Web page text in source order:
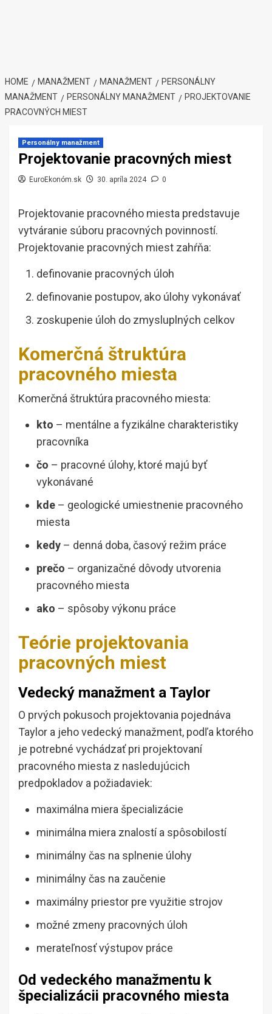
HOME MANAŽMENT MANAŽMENT
PERSONÁLNY
MANAŽMENT
PERSONÁLNY MANAŽMENT
PROJEKTOVANIE
PRACOVNÝCH MIEST
Personálny manažment
Projektovanie pracovných miest
EuroEkonóm.sk 30. apríla 2024 0
Projektovanie pracovného miesta predstavuje
vytváranie súboru pracovných povinností.
Projektovanie pracovných miest zahŕňa:
definovanie pracovných úloh
definovanie postupov, ako úlohy vykonávať
zoskupenie úloh do zmysluplných celkov
Komerčná štruktúra
pracovného miesta
Komerčná štruktúra pracovného miesta:
kto – mentálne a fyzikálne charakteristiky
pracovníka
čo – pracovné úlohy, ktoré majú byť
vykonávané
kde – geologické umiestnenie pracovného
miesta
kedy – denná doba, časový režim práce
prečo – organizačné dôvody utvorenia
pracovného miesta
ako – spôsoby výkonu práce
Teórie projektovania
pracovných miest
Vedecký manažment a Taylor
O prvých pokusoch projektovania pojednáva
Taylor a jeho vedecký manažment, podľa ktorého
je potrebné vychádzať pri projektovaní
pracovného miesta z nasledujúcich
predpokladov a požiadaviek:
maximálna miera špecializácie
minimálna miera znalostí a spôsobilostí
minimálny čas na splnenie úlohy
minimálny čas na zaučenie
maximálny priestor pre využitie strojov
možné zmeny pracovných úloh
merateľnosť výstupov práce
Od vedeckého manažmentu k
špecializácii pracovného miesta